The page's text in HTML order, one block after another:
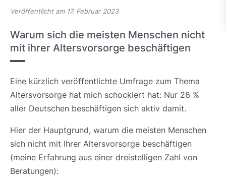
Veröffentlicht am 17. Februar 2023
Warum sich die meisten Menschen nicht
mit ihrer Altersvorsorge beschäftigen
Eine kürzlich veröffentlichte Umfrage zum Thema
Altersvorsorge hat mich schockiert hat: Nur 26 %
aller Deutschen beschäftigen sich aktiv damit.
Hier der Hauptgrund, warum die meisten Menschen
sich nicht mit Ihrer Altersvorsorge beschäftigen
(meine Erfahrung aus einer dreistelligen Zahl von
Beratungen):